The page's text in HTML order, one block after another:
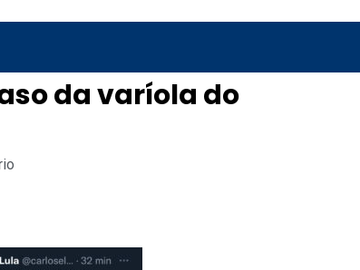
da varíola do